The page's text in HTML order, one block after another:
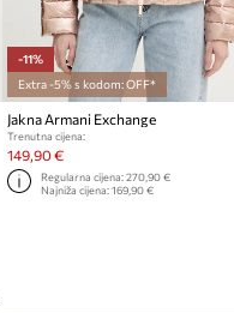
-11%
Extra -5% s kodom: OFF*
Jakna Armani Exchange
Trenutna cijena:
149,90 €
Regularna cijena: 270,90 €
Najniža cijena: 169,90 €